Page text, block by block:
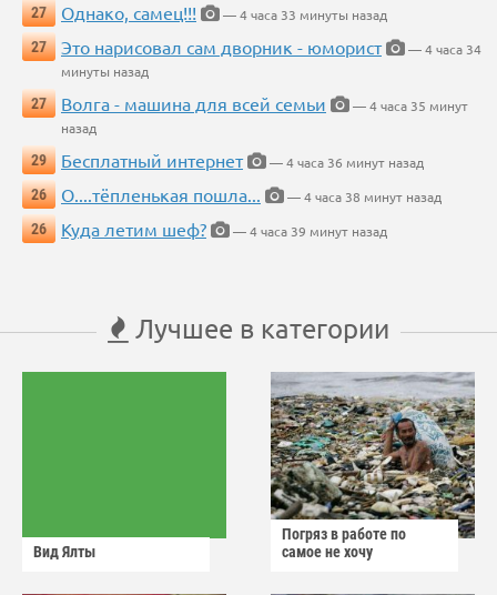
27
Однако, самец!!!
— 4 часа 33 минуты назад
27
Это нарисовал сам дворник - юморист
— 4 часа 34
минуты назад
27
Волга - машина для всей семьи
— 4 часа 35 минут
назад
29
Бесплатный интернет
— 4 часа 36 минут назад
26
О....тёпленькая пошла...
— 4 часа 38 минут назад
26
Куда летим шеф? — 4 часа 39 минут назад
Лучшее в категории
Вид Ялты
Погряз в работе по
самое не хочу